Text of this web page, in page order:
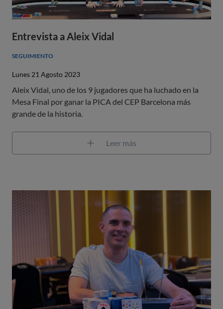
Entrevista a Aleix Vidal
SEGUIMIENTO
Lunes 21 Agosto 2023
Aleix Vidal, uno de los 9 jugadores que ha luchado en la
Mesa Final por ganar la PICA del CEP Barcelona más
grande de la historia.
Leer más